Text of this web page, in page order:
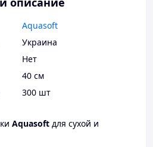
Aquasoft
Украина
Нет
40 см
300 шт
Aquasoft для сухой и